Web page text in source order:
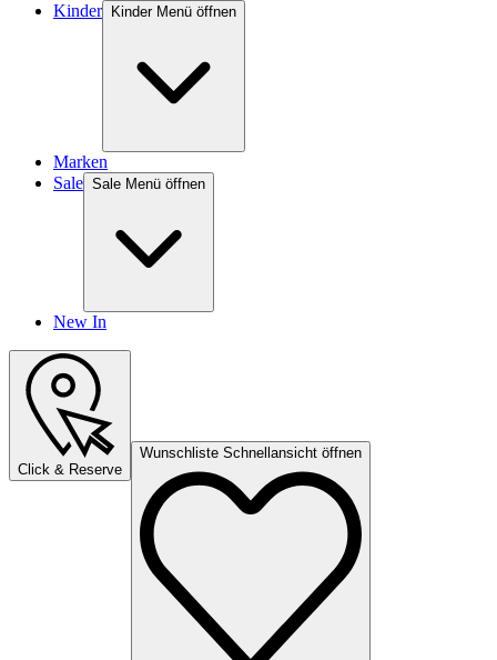
Kinder Kinder Menü öffnen
Marken
Sale Sale Menü öffnen
New In
Click & Reserve
Wunschliste Schnellansicht öffnen